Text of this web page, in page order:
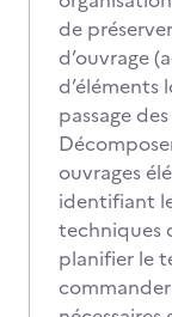
de
d’ouvrage
d’éléments
passage
ouvrages
identifiant
techniques
planifier le